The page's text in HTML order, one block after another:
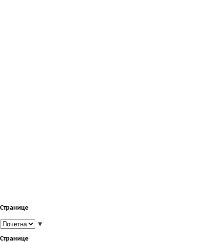
Странице
▼
Странице